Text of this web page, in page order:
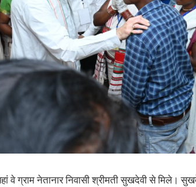
वे ग्राम नेतानार निवासी श्रीमती सुखदेवी से मिले।